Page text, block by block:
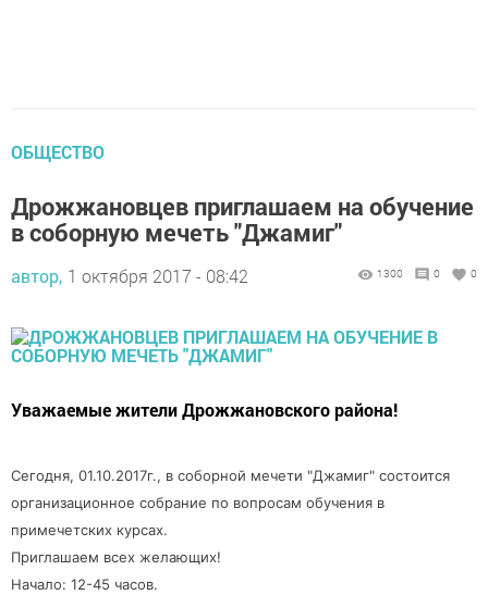
ОБЩЕСТВО
Дрожжановцев приглашаем на обучение
в соборную мечеть "Джамиг"
автор, 1 октября 2017 - 08:42 1300 0 0
Уважаемые жители Дрожжановского района!
Сегодня, 01.10.2017г., в соборной мечети "Джамиг" состоится
организационное собрание по вопросам обучения в
примечетских курсах.
Приглашаем всех желающих!
Начало: 12-45 часов.